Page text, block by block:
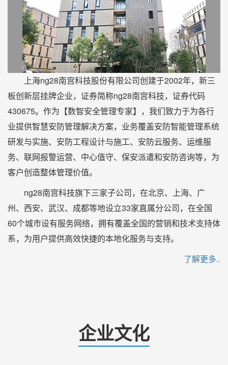
上海ng28南宫科技股份有限公司创建于2002年，新三
板创新层挂牌企业，证券简称ng28南宫科技，证券代码
430675。作为【数智安全管理专家】，我们致力于为各行
业提供智慧安防管理解决方案，业务覆盖安防智能管理系统
研发与实施、安防工程设计与施工、安防云服务、运维服
务、联网报警运营、中心值守、保安派遣和安防咨询等，为
客户创造整体管理价值。
ng28南宫科技旗下三家子公司，在北京、上海、广
州、西安、武汉、成都等地设立33家直属分公司，在全国
60个城市设有服务网络，拥有覆盖全国的营销和技术支持体
系，为用户提供高效快捷的本地化服务与支持。
了解更多..
企业文化